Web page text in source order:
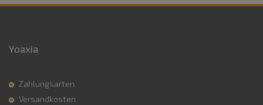
Yoaxia
Zahlungsarten
Versandkosten